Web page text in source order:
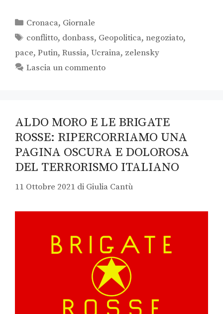
Cronaca, Giornale
conflitto, donbass, Geopolitica,negoziato,
pace, Putin, Russia, Ucraina, zelensky
Lascia un commento
ALDO MORO E LE BRIGATE
ROSSE: RIPERCORRIAMO UNA
PAGINA OSCURA E DOLOROSA
DEL TERRORISMO ITALIANO
11 Ottobre 2021 di Giulia Cantù